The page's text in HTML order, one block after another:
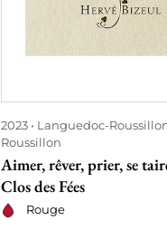
2023 Languedoc-
Roussillon
Aimer, rêver, prier, se
Clos des Fées
Rouge